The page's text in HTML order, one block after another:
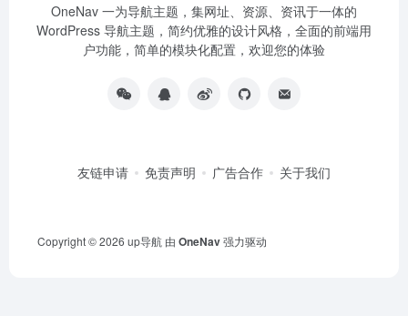
OneNav 一为导航主题，集网址、资源、资讯于一体的
WordPress 导航主题，简约优雅的设计风格，全面的前端用
户功能，简单的模块化配置，欢迎您的体验
友链申请 免责声明 广告合作 关于我们
Copyright © 2026 up导航 由 OneNav强力驱动